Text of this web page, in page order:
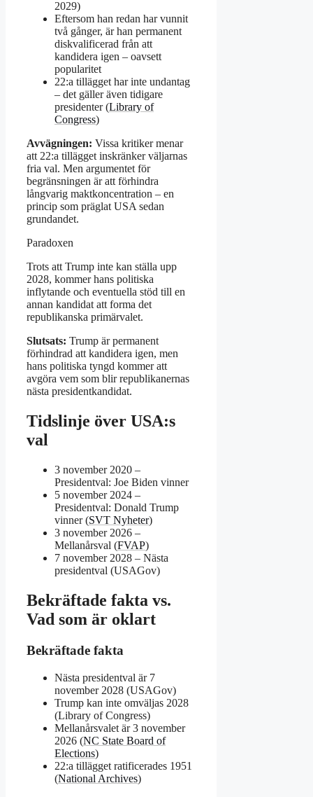
2029)
Eftersom han redan har vunnit
två gånger, är han permanent
diskvalificerad från att
kandidera igen – oavsett
popularitet
22:a tillägget har inte undantag
– det gäller även tidigare
presidenter (Library of
Congress)
Avvägningen: Vissa kritiker menar
att 22:a tillägget inskränker väljarnas
fria val. Men argumentet för
begränsningen är att förhindra
långvarig maktkoncentration – en
princip som präglat USA sedan
grundandet.
Paradoxen
Trots att Trump inte kan ställa upp
2028, kommer hans politiska
inflytande och eventuella stöd till en
annan kandidat att forma det
republikanska primärvalet.
Slutsats: Trump är permanent
förhindrad att kandidera igen, men
hans politiska tyngd kommer att
avgöra vem som blir republikanernas
nästa presidentkandidat.
Tidslinje över USA:s
val
3 november 2020 –
Presidentval: Joe Biden vinner
5 november 2024 –
Presidentval: Donald Trump
vinner (SVT Nyheter)
3 november 2026 –
Mellanårsval (FVAP)
7 november 2028 – Nästa
presidentval (USAGov)
Bekräftade fakta vs.
Vad som är oklart
Bekräftade fakta
Nästa presidentval är 7
november 2028 (USAGov)
Trump kan inte omväljas 2028
(Library of Congress)
Mellanårsvalet är 3 november
2026 (NC State Board of
Elections)
22:a tillägget ratificerades 1951
(National Archives)